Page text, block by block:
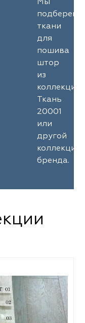
Мы
подберем
ткани
для
пошива
штор
из
Ткань
20001
или
другой
коллекции
бренда.